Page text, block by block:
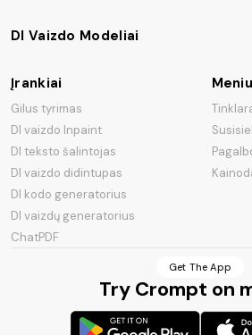
DI Vaizdo Modeliai
Įrankiai
Gilus tyrimas
DI vaizdo Inpaint
DI teksto šalintojas
DI vaizdo didintupas
DI kodo generatorius
DI vaizdų generatorius
ChatPDF
Meniu
Get The App
Try Crompt on